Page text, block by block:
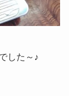
した～♪